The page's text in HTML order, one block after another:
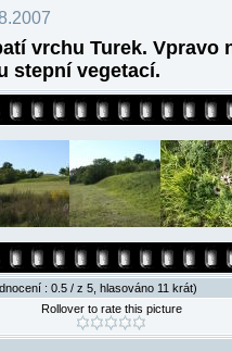
vrchu Turek. Vpravo
stepní vegetací.
: 0.5 / z 5, hlasováno 11 krát)
Rollover to rate this picture